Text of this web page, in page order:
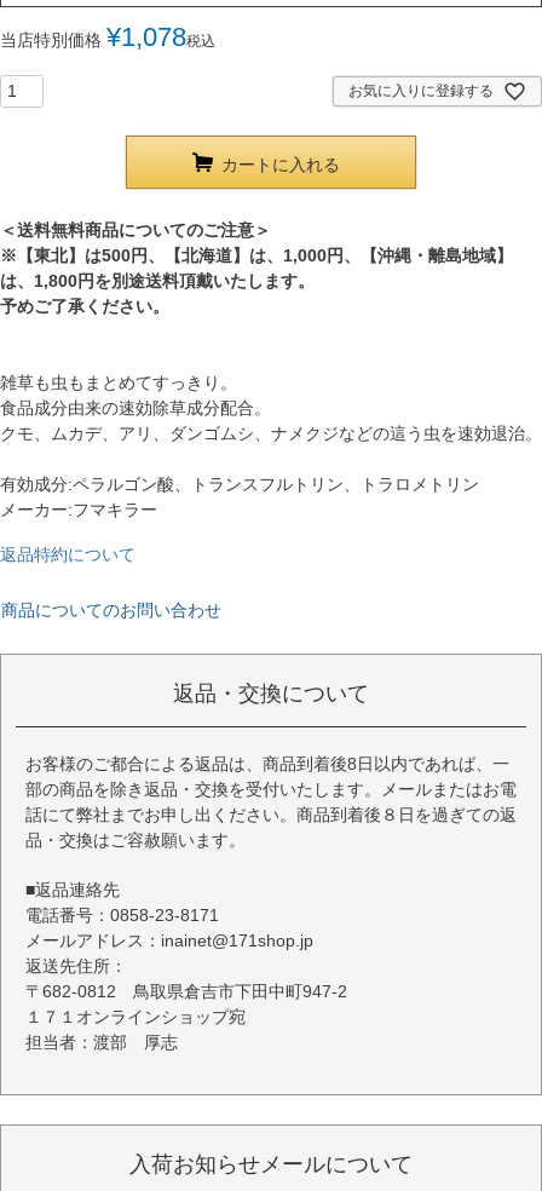
当店特別価格 ¥1,078税込
お気に入りに登録する
カートに入れる
＜送料無料商品についてのご注意＞
※【東北】は500円、【北海道】は、1,000円、【沖縄・離島地域】
は、1,800円を別途送料頂戴いたします。
予めご了承ください。
雑草も虫もまとめてすっきり。
食品成分由来の速効除草成分配合。
クモ、ムカデ、アリ、ダンゴムシ、ナメクジなどの這う虫を速効退治。
有効成分:ペラルゴン酸、トランスフルトリン、トラロメトリン
メーカー:フマキラー
返品特約について
商品についてのお問い合わせ
返品・交換について
お客様のご都合による返品は、商品到着後8日以内であれば、一
部の商品を除き返品・交換を受付いたします。メールまたはお電
話にて弊社までお申し出ください。商品到着後８日を過ぎての返
品・交換はご容赦願います。
■返品連絡先
電話番号：0858-23-8171
メールアドレス：inainet@171shop.jp
返送先住所：
〒682-0812 鳥取県倉吉市下田中町947-2
１７１オンラインショップ宛
担当者：渡部 厚志
入荷お知らせメールについて